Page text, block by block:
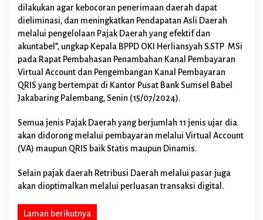
B
a
P
a
k
i
Q
I
S
d
a
V
t
u
dilakukan agar kebocoran penerimaan daerah dapat
dieliminasi, dan meningkatkan Pendapatan Asli Daerah
melalui pengelolaan Pajak Daerah yang efektif dan
akuntabel”, ungkap Kepala BPPD OKI Herliansyah S.STP MSi
pada Rapat Pembahasan Penambahan Kanal Pembayaran
Virtual Account dan Pengembangan Kanal Pembayaran
QRIS yang bertempat di Kantor Pusat Bank Sumsel Babel
Jakabaring Palembang, Senin (15/07/2024).
Semua jenis Pajak Daerah yang berjumlah 11 jenis ujar dia
akan didorong melalui pembayaran melalui Virtual Account
(VA) maupun QRIS baik Statis maupun Dinamis.
Selain pajak daerah Retribusi Daerah melalui pasar juga
akan dioptimalkan melalui perluasan transaksi digital.
Laman berikutnya